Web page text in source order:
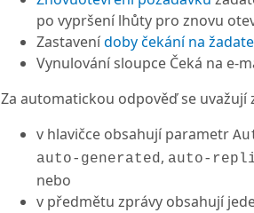
po vypršení lhůty pro znovu
Zastavenídoby čekání na
Vynulování sloupce Čeká na e-
Za automatickou odpověď se uvažují
v hlavičce obsahují parametr
auto-generated, auto-
nebo
v předmětu zprávy obsahují